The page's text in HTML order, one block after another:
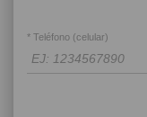
* Teléfono (celular)